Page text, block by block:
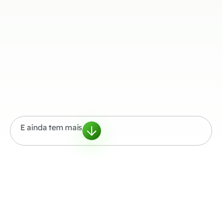
E ainda tem mais